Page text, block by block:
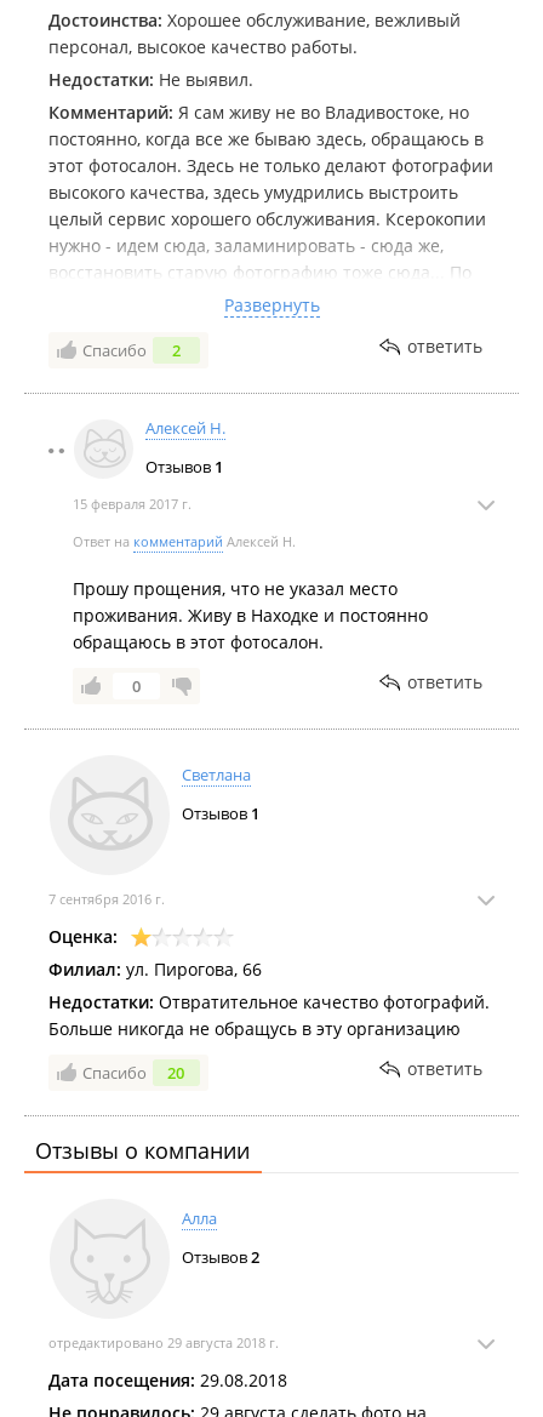
Достоинства: Хорошее обслуживание, вежливый
персонал, высокое качество работы.
Недостатки: Не выявил.
Комментарий: Я сам живу не во Владивостоке, но
постоянно, когда все же бываю здесь, обращаюсь в
этот фотосалон. Здесь не только делают фотографии
высокого качества, здесь умудрились выстроить
целый сервис хорошего обслуживания. Ксерокопии
нужно - идем сюда, заламинировать - сюда же,
восстановить старую фотографию тоже сюда... По
своей работе (я занимаюсь гравировкой
памятников) я постоянно пользуюсь услугами
ретушера. Постоянно была проблема со
только с ними. Интернет тому в помощь. Молодцы
ребята, умеют и хотят работать... Спасибо.
Развернуть
Спасибо 2 ответить
Алексей Н.
Отзывов 1
15 февраля 2017 г.
Ответ на комментарий Алексей Н.
Прошу прощения, что не указал место
проживания. Живу в Находке и постоянно
обращаюсь в этот фотосалон.
0 ответить
Светлана
Отзывов 1
7 сентября 2016 г.
Оценка:
Филиал: ул. Пирогова, 66
Недостатки: Отвратительное качество фотографий.
Больше никогда не обращусь в эту организацию
Спасибо 20 ответить
Отзывы о компании
Алла
Отзывов2
отредактировано 29 августа 2018 г.
Дата посещения: 29.08.2018